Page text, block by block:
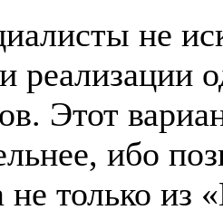
не
реализации
Этот
ибо
не только